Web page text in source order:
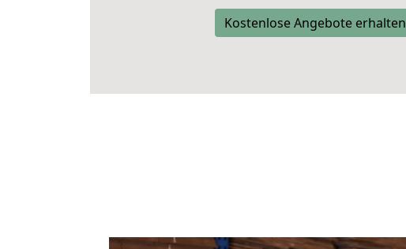
Kostenlose Angebote erhalten